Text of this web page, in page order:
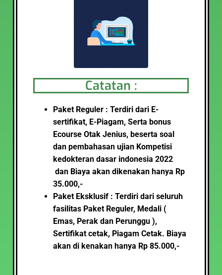
Catatan :
Paket Reguler : Terdiri dari E-
sertifikat, E-Piagam, Serta bonus
Ecourse Otak Jenius, beserta soal
dan pembahasan ujian Kompetisi
kedokteran dasar indonesia 2022
dan Biaya akan dikenakan hanya Rp
35.000,-
Paket Eksklusif : Terdiri dari seluruh
fasilitas Paket Reguler, Medali (
Emas, Perak dan Perunggu ),
Sertifikat cetak, Piagam Cetak. Biaya
akan di kenakan hanya Rp 85.000,-